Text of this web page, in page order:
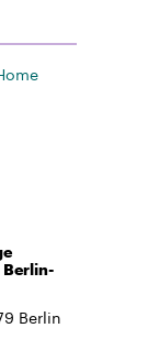
Berlin-
Berlin